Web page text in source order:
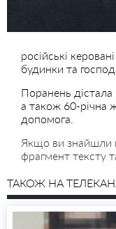
російські
будинки та
Поранень дістала
а також 60-річна
допомога.
Якщо ви знайшли
фрагмент тексту
ТАКОЖ НА